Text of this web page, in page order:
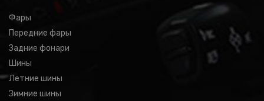
Фары
Передние фары
Задние фонари
Шины
Летние шины
Зимние шины